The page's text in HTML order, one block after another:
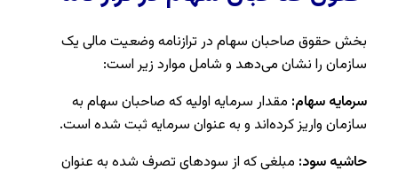
بخش حقوق صاحبان سهام در ترازنامه وضعیت مالی یک
سازمان را نشان می‌دهد و شامل موارد زیر است:
سرمایه سهام: مقدار سرمایه اولیه که صاحبان سهام به
سازمان واریز کرده‌اند و به عنوان سرمایه ثبت شده است.
حاشیه سود: مبلغی که از سودهای تصرف شده به عنوان